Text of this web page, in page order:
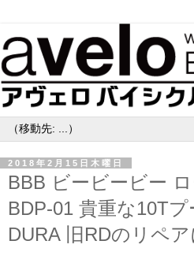
2018年2月15日木曜日
BBB ビービービー
BDP-01 貴重な10T
DURA 旧RDのリペ